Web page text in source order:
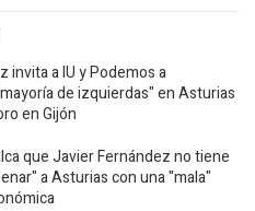
invita a IU y Podemos a
de izquierdas" en Asturias
en Gijón
que Javier Fernández no tiene
a Asturias con una "mala"